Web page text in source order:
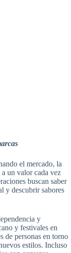
el mercado, la
a un valor cada vez
buscan saber
y descubrir sabores
y
y festivales en
de personas en torno
estilos. Incluso